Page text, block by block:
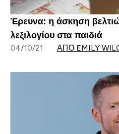
Έρευνα: η άσκηση
λεξιλογίου στα παιδιά
04/10/21 ΑΠΌ EMILY